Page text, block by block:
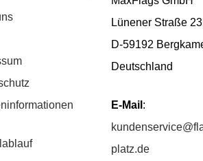
Lünener Straße
D-59192
Deutschland
E-Mail :
platz.de